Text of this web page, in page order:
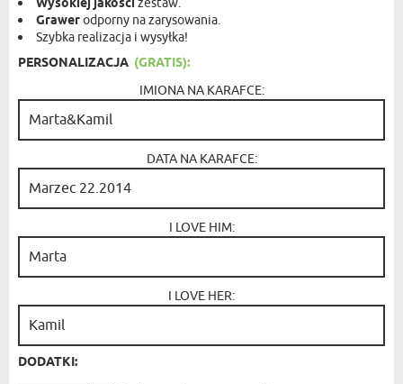
Wysokiej jakości
Grawerodporny na zarysowania.
Szybka realizacja i wysyłka!
PERSONALIZACJA (GRATIS):
IMIONA NA KARAFCE:
DATA NA KARAFCE:
I LOVE HIM:
I LOVE HER:
DODATKI: